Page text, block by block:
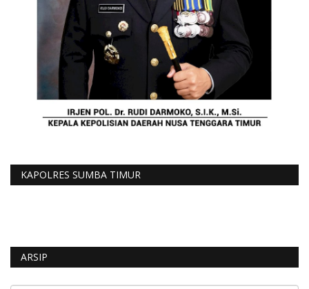
KAPOLRES SUMBA TIMUR
ARSIP